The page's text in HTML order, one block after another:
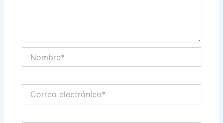
electrónico*